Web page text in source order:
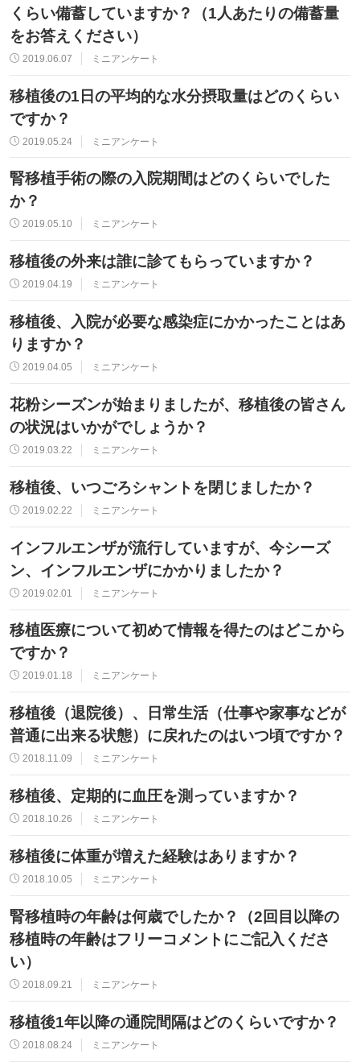
くらい備蓄していますか？（1人あたりの備蓄量
をお答えください）
2019.06.07 ミニアンケート
移植後の1日の平均的な水分摂取量はどのくらい
ですか？
2019.05.24 ミニアンケート
腎移植手術の際の入院期間はどのくらいでした
か？
2019.05.10 ミニアンケート
移植後の外来は誰に診てもらっていますか？
2019.04.19 ミニアンケート
移植後、入院が必要な感染症にかかったことはあ
りますか？
2019.04.05 ミニアンケート
花粉シーズンが始まりましたが、移植後の皆さん
の状況はいかがでしょうか？
2019.03.22 ミニアンケート
移植後、いつごろシャントを閉じましたか？
2019.02.22 ミニアンケート
インフルエンザが流行していますが、今シーズ
ン、インフルエンザにかかりましたか？
2019.02.01 ミニアンケート
移植医療について初めて情報を得たのはどこから
ですか？
2019.01.18 ミニアンケート
移植後（退院後）、日常生活（仕事や家事などが
普通に出来る状態）に戻れたのはいつ頃ですか？
2018.11.09 ミニアンケート
移植後、定期的に血圧を測っていますか？
2018.10.26 ミニアンケート
移植後に体重が増えた経験はありますか？
2018.10.05 ミニアンケート
腎移植時の年齢は何歳でしたか？（2回目以降の
移植時の年齢はフリーコメントにご記入くださ
い）
2018.09.21 ミニアンケート
移植後1年以降の通院間隔はどのくらいですか？
2018.08.24 ミニアンケート